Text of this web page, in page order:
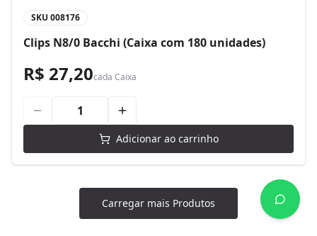
SKU 008176
Clips N8/0 Bacchi (Caixa com 180 unidades)
R$ 27,20cada Caixa
Adicionar ao carrinho
Carregar mais Produtos